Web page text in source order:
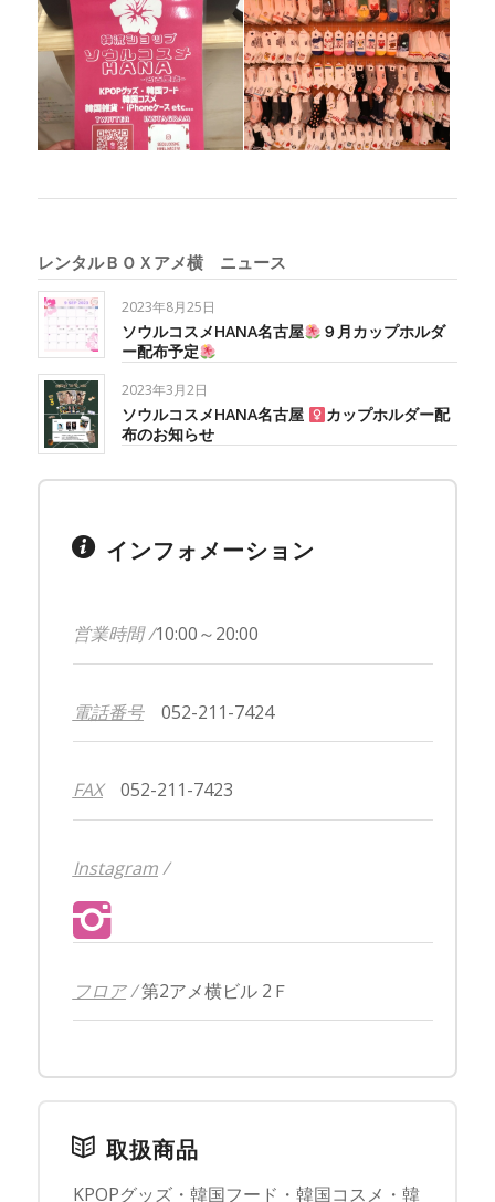
レンタルＢＯＸアメ横 ニュース
2023年8月25日
ソウルコスメHANA名古屋
９月カップホルダ
ー配布予定
2023年3月2日
ソウルコスメHANA名古屋 ‍
カップホルダー配
布のお知らせ
インフォメーション
営業時間 /10:00～20:00
電話番号052-211-7424
FAX052-211-7423
Instagram/
フロア/第2アメ横ビル 2Ｆ
取扱商品
KPOPグッズ・韓国フード・韓国コスメ・韓